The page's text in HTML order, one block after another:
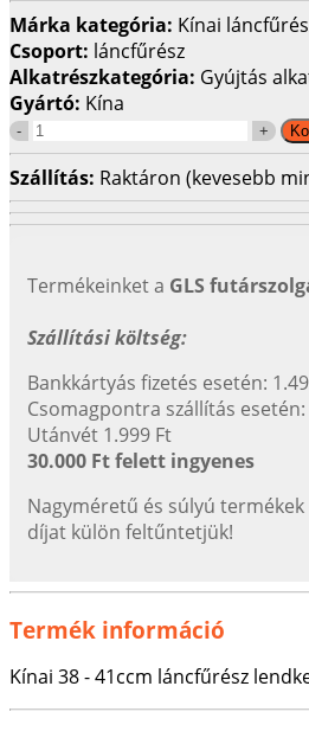
Márka kategória: Kínai
Csoport: láncfűrész
Alkatrészkategória: Gyújtás
Gyártó: Kína
Szállítás: Raktáron (kevesebb
Termékeinket a GLS
Szállítási költség:
Bankkártyás fizetés esetén:
Csomagpontra szállítás esetén:
Utánvét 1.999 Ft
30.000 Ft felett ingyenes
Nagyméretű és súlyú
díjat külön feltűntetjük!
Termék információ
Kínai 38 - 41ccm láncfűrész